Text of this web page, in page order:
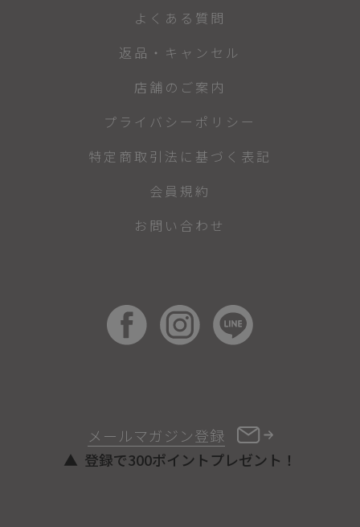
メールマガジン登録
登録で300ポイントプレゼント！
よくある質問
返品・キャンセル
店舗のご案内
プライバシーポリシー
特定商取引法に基づく表記
会員規約
お問い合わせ